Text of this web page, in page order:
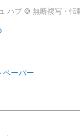
ハブ © 無断複写・転
ペーパー